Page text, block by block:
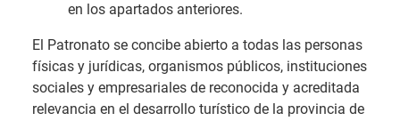
en los apartados anteriores.
El Patronato se concibe abierto a todas las personas
físicas y jurídicas, organismos públicos, instituciones
sociales y empresariales de reconocida y acreditada
relevancia en el desarrollo turístico de la provincia de